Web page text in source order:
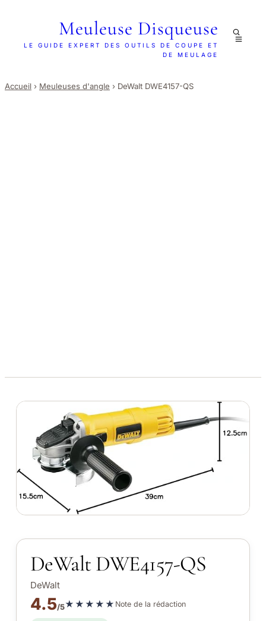
Meuleuse Disqueuse
LE GUIDE EXPERT DES OUTILS DE COUPE ET
DE MEULAGE
Accueil › Meuleuses d'angle › DeWalt DWE4157-QS
DeWalt DWE4157-QS
DeWalt
4.5/5★★★★★ Note de la rédaction